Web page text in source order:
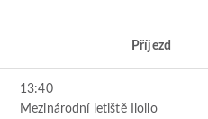
Příjezd
13:40
Mezinárodní letiště Iloilo